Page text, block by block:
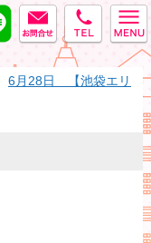
tel
MAIL
LINE
6月28日 【池袋エリ